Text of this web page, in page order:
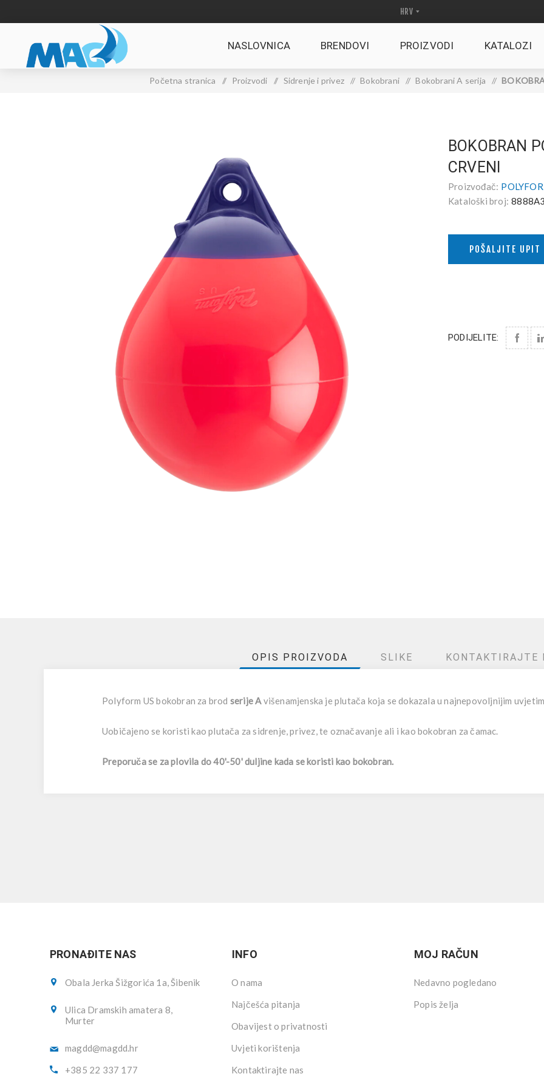
NASLOVNICA BRENDOVI PROIZVODI KATALOZI
Početna stranica / Proizvodi / Sidrenje i privez / Bokobrani / Bokobrani A serija /
BOKOBRAN
CRVENI
Proizvođač:
Kataloški broj:
POŠALJITE UPIT
PODIJELITE:
OPIS PROIZVODA SLIKE KONTAKTIRAJTE
Polyform US bokobran za brod serije Avišenamjenska je plutača koja se dokazala u najnepovoljnijim
Uobičajeno se koristi kao plutača za sidrenje, privez, te označavanje ali i kao bokobran za čamac.
Preporuča se za plovila do 40'-50' duljine kada se koristi kao bokobran.
PRONAĐITE NAS
Obala Jerka Šižgorića 1a, Šibenik
Ulica Dramskih amatera 8,
Murter
magdd@magdd.hr
+385 22 337 177
INFO
O nama
Najčešća pitanja
Obavijest o privatnosti
Uvjeti korištenja
Kontaktirajte nas
MOJ RAČUN
Nedavno pogledano
Popis želja